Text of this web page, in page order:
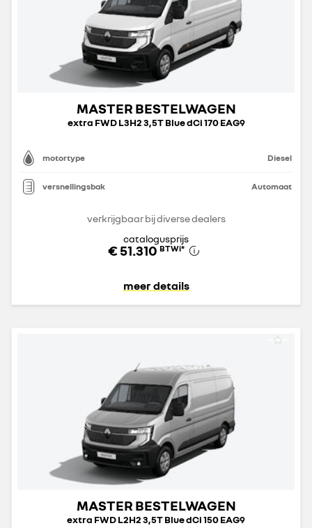
MASTER BESTELWAGEN
extra FWD L3H2 3,5T Blue dCi 170 EAG9
motortype Diesel
versnellingsbak Automaat
verkrijgbaar bij diverse dealers
catalogusprijs
€ 51.310 BTWi*
meer details
MASTER BESTELWAGEN
extra FWD L2H2 3,5T Blue dCi 150 EAG9